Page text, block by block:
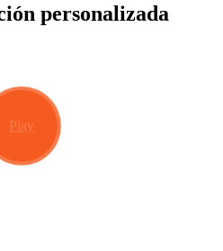
personalizada
Play